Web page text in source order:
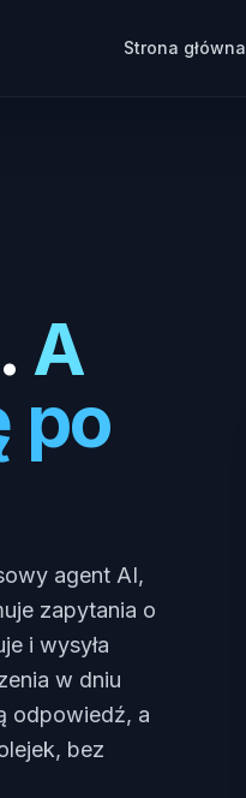
Strona główna
A
po
agent AI,
zapytania o
i wysyła
w dniu
odpowiedź, a
bez